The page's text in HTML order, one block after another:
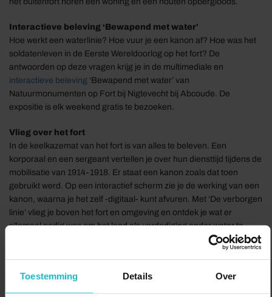
Toestemming Details Over
Interactieve beleving ‘Bewapend met water'
Hoe werkt een waterlinie? Hoe vuur je een kanon af? Hoe was het
soldatenleven in de Eerste Wereldoorlog op het fort? De
antwoorden op deze vragen krijg je in de multimediale en
interactieve beleving ‘Bewapend met water’ van
Natuurmonumenten op Fort bij Nigtevecht bij Abcoude. De
expositie is elk weekend gratis te bezoeken.
Vlieg over het fort
In de keelkazemat van het fort is van alles te beleven. Een
korporaal en een sergeant vertellen je over hun diensttijd tijdens de
mobilisatie van 1914-1918. Er staat een kanon zoals dat toen
gebruikt werd. Op een interactief scherm zie je de werking van een
kanon, waarna je het zelf -digitaal- kunt afvuren. Met ‘De verborgen
linie’ vlieg je boven het fort en omgeving en ontdek je wat er
allemaal nodig was om het land als verdediging onder water te
Fort bij Nigtevecht is een plaats met veel natuurschoon, ruimte en
rust. Het is een rustplaats voor onder meer fuut en kleine karekiet.